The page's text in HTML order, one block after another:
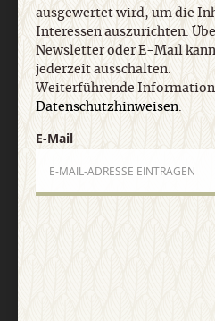
Vertrag widerrufen
ausgewertet wird, um die
Interessen auszurichten.
Newsletter oder E-Mail
jederzeit ausschalten.
Weiterführende
Datenschutzhinweisen.
E-Mail